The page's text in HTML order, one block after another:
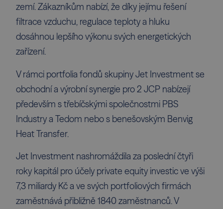
zemí. Zákazníkům nabízí, že díky jejímu řešení
filtrace vzduchu, regulace teploty a hluku
dosáhnou lepšího výkonu svých energetických
zařízení.
V rámci portfolia fondů skupiny Jet Investment se
obchodní a výrobní synergie pro 2 JCP nabízejí
především s třebíčskými společnostmi PBS
Industry a Tedom nebo s benešovským Benvig
Heat Transfer.
Jet Investment nashromáždila za poslední čtyři
roky kapitál pro účely private equity investic ve výši
7,3 miliardy Kč a ve svých portfoliových firmách
zaměstnává přibližně 1840 zaměstnanců. V